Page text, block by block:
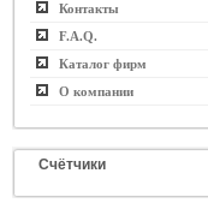
Контакты
F.A.Q.
Каталог фирм
О компании
Счётчики